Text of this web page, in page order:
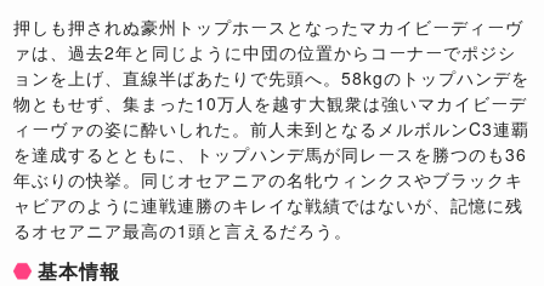
押しも押されぬ豪州トップホースとなったマカイビーディーヴ
ァは、過去2年と同じように中団の位置からコーナーでポジシ
ョンを上げ、直線半ばあたりで先頭へ。58kgのトップハンデを
物ともせず、集まった10万人を越す大観衆は強いマカイビーデ
ィーヴァの姿に酔いしれた。前人未到となるメルボルンC3連覇
を達成するとともに、トップハンデ馬が同レースを勝つのも36
年ぶりの快挙。同じオセアニアの名牝ウィンクスやブラックキ
ャビアのように連戦連勝のキレイな戦績ではないが、記憶に残
るオセアニア最高の1頭と言えるだろう。
基本情報